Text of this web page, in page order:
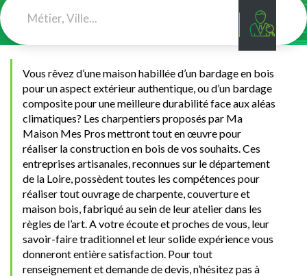
Vous rêvez d’une maison habillée d’un bardage en bois
pour un aspect extérieur authentique, ou d’un bardage
composite pour une meilleure durabilité face aux aléas
climatiques? Les charpentiers proposés par Ma
Maison Mes Pros mettront tout en œuvre pour
réaliser la construction en bois de vos souhaits. Ces
entreprises artisanales, reconnues sur le département
de la Loire, possèdent toutes les compétences pour
réaliser tout ouvrage de charpente, couverture et
maison bois, fabriqué au sein de leur atelier dans les
règles de l’art. A votre écoute et proches de vous, leur
savoir-faire traditionnel et leur solide expérience vous
donneront entière satisfaction. Pour tout
renseignement et demande de devis, n’hésitez pas à